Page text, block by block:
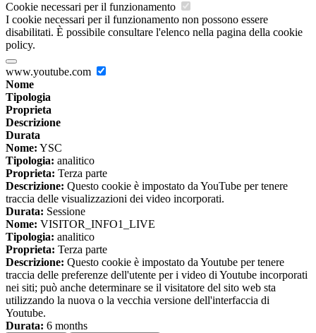
Cookie necessari per il funzionamento
I cookie necessari per il funzionamento non possono essere
disabilitati. È possibile consultare l'elenco nella pagina della cookie
policy.
www.youtube.com
Nome
Tipologia
Proprieta
Descrizione
Durata
Nome: YSC
Tipologia: analitico
Proprieta: Terza parte
Descrizione: Questo cookie è impostato da YouTube per tenere
traccia delle visualizzazioni dei video incorporati.
Durata: Sessione
Nome: VISITOR_INFO1_LIVE
Tipologia: analitico
Proprieta: Terza parte
Descrizione: Questo cookie è impostato da Youtube per tenere
traccia delle preferenze dell'utente per i video di Youtube incorporati
nei siti; può anche determinare se il visitatore del sito web sta
utilizzando la nuova o la vecchia versione dell'interfaccia di
Youtube.
Durata: 6 months